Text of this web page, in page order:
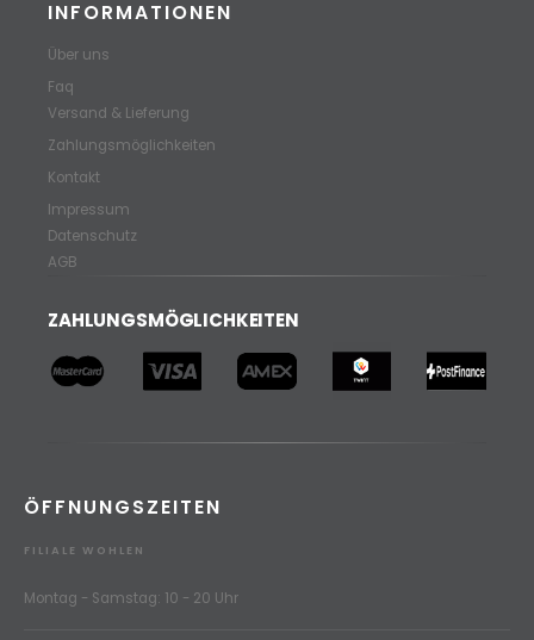
INFORMATIONEN
Über uns
Faq
Versand & Lieferung
Zahlungsmöglichkeiten
Kontakt
Impressum
Datenschutz
AGB
ZAHLUNGSMÖGLICHKEITEN
ÖFFNUNGSZEITEN
FILIALE WOHLEN
Montag - Samstag: 10 - 20 Uhr